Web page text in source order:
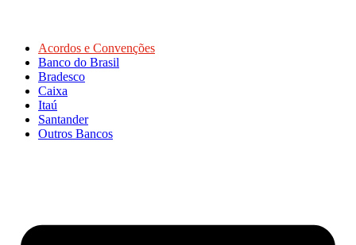
Acordos e Convenções
Banco do Brasil
Bradesco
Caixa
Itaú
Santander
Outros Bancos